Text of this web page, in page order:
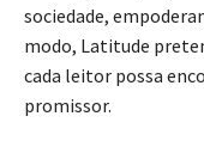
sociedade,
modo, Latitude
cada leitor possa
promissor.